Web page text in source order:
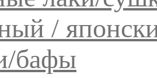
/
бафы